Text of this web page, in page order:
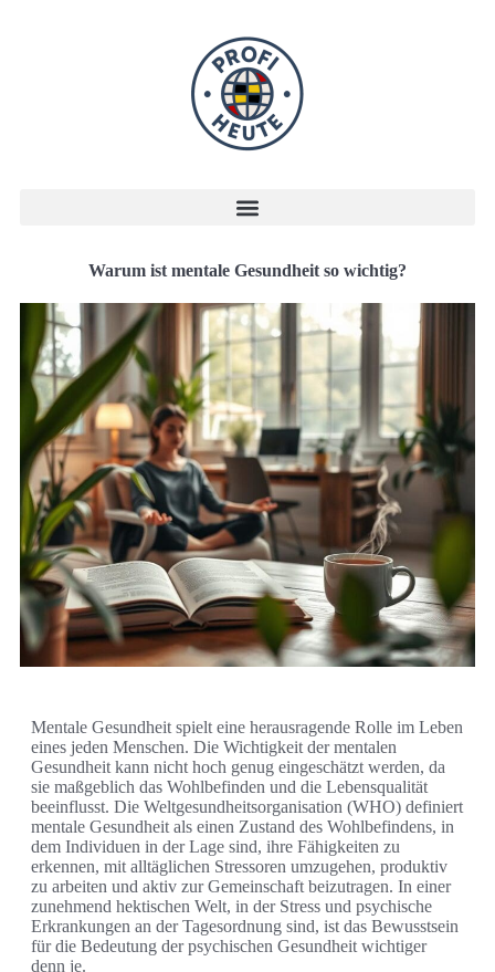
Warum ist mentale Gesundheit so wichtig?
Mentale Gesundheit spielt eine herausragende Rolle im Leben
eines jeden Menschen. Die Wichtigkeit der mentalen
Gesundheit kann nicht hoch genug eingeschätzt werden, da
sie maßgeblich das Wohlbefinden und die Lebensqualität
beeinflusst. Die Weltgesundheitsorganisation (WHO) definiert
mentale Gesundheit als einen Zustand des Wohlbefindens, in
dem Individuen in der Lage sind, ihre Fähigkeiten zu
erkennen, mit alltäglichen Stressoren umzugehen, produktiv
zu arbeiten und aktiv zur Gemeinschaft beizutragen. In einer
zunehmend hektischen Welt, in der Stress und psychische
Erkrankungen an der Tagesordnung sind, ist das Bewusstsein
für die Bedeutung der psychischen Gesundheit wichtiger
denn je.